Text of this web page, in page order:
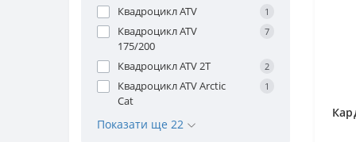
Квадроцикл ATV 1
Квадроцикл ATV
175/200
7
Квадроцикл ATV 2T 2
Квадроцикл ATV Arctic
Cat
1
Показати ще 22